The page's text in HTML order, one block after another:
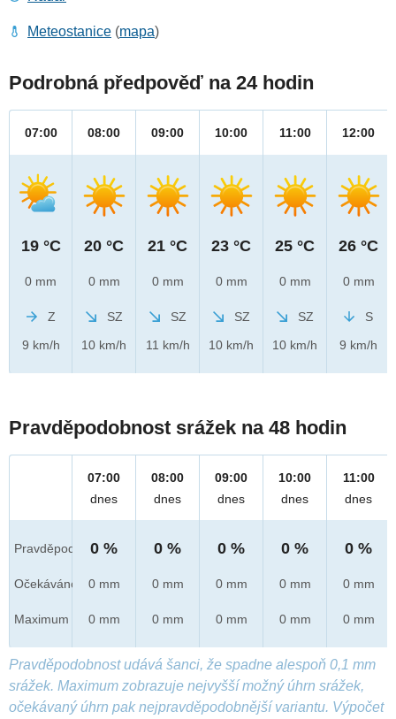
Meteostanice (mapa)
Podrobná předpověď na 24 hodin
07:00
19 °C
0 mm
Z
9 km/h
08:00
20 °C
0 mm
SZ
10 km/h
09:00
21 °C
0 mm
SZ
11 km/h
10:00
23 °C
0 mm
SZ
10 km/h
11:00
25 °C
0 mm
SZ
10 km/h
12:00
26 °C
0 mm
S
9 km/h
Pravděpodobnost srážek na 48 hodin
Pravděpod.
Očekáváno
Maximum
07:00
dnes
0 %
0 mm
0 mm
08:00
dnes
0 %
0 mm
0 mm
09:00
dnes
0 %
0 mm
0 mm
10:00
dnes
0 %
0 mm
0 mm
11:00
dnes
0 %
0 mm
0 mm
Pravděpodobnost udává šanci, že spadne alespoň 0,1 mm
srážek. Maximum zobrazuje nejvyšší možný úhrn srážek,
očekávaný úhrn pak nejpravděpodobnější variantu. Výpočet